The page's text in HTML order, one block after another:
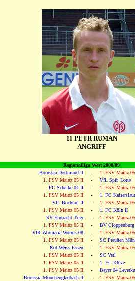
11 PETR RUMAN
ANGRIFF
Regionalliga West 2008/09
Borussia Dortmund II - 1. FSV Mainz
1. FSV Mainz 05 II - VfL Spfr. Lotte
FC Schalke 04 II - 1. FSV Mainz
1. FSV Mainz 05 II - 1. FC
VfL Bochum II - 1. FSV Mainz
1. FSV Mainz 05 II - 1. FC Köln II
SV Eintracht Trier - 1. FSV Mainz
1. FSV Mainz 05 II - BV Cloppenburg
VfR Wormatia Worms 08 - 1. FSV Mainz
1. FSV Mainz 05 II - SC Preußen
Rot-Weiss Essen - 1. FSV Mainz
1. FSV Mainz 05 II - SC Verl
1. FSV Mainz 05 II - 1. FC Kleve
1. FSV Mainz 05 II - Bayer 04
Borussia Mönchengladbach II - 1. FSV Mainz